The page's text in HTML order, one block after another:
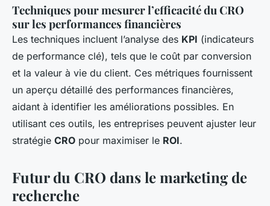
Techniques pour mesurer l’efficacité du CRO
sur les performances financières
Les techniques incluent l’analyse des KPI (indicateurs
de performance clé), tels que le coût par conversion
et la valeur à vie du client. Ces métriques fournissent
un aperçu détaillé des performances financières,
aidant à identifier les améliorations possibles. En
utilisant ces outils, les entreprises peuvent ajuster leur
stratégie CRO pour maximiser le ROI.
Futur du CRO dans le marketing de
recherche